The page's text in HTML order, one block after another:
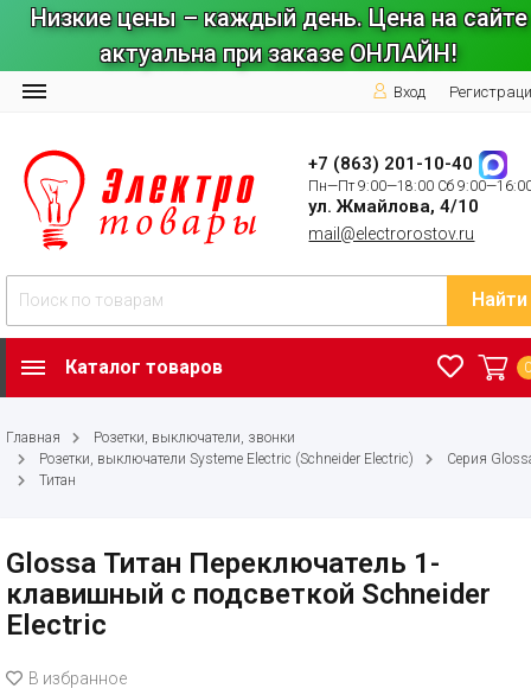
Низкие цены – каждый день. Цена на сайте
актуальна при заказе ОНЛАЙН!
Вход
+7 (863) 201-10-40
Пн—Пт 9:00—18:00 Сб
ул. Жмайлова, 4/10
mail@electrorostov.ru
Найти
Каталог товаров
Главная
Розетки, выключатели, звонки
Розетки, выключатели Systeme Electric (Schneider Electric)
Серия
Титан
Glossa Титан Переключатель 1-
клавишный с подсветкой Schneider
Electric
В избранное